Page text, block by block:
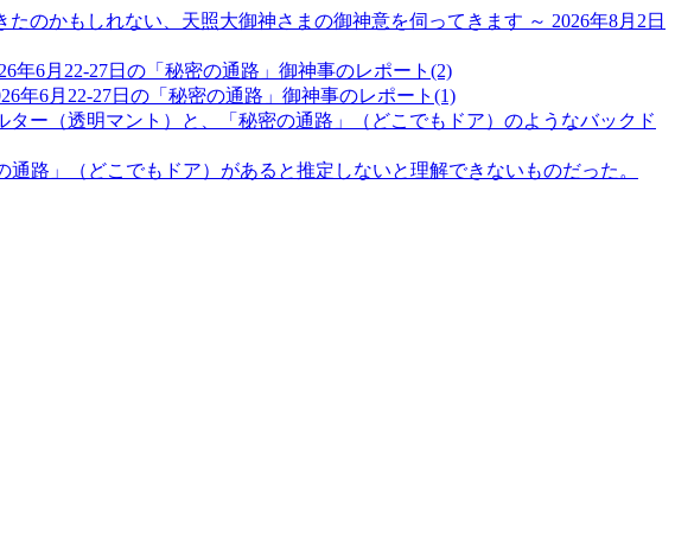
のかもしれない、天照大御神さまの御神意を伺ってきます ～ 2026年8月2日
年6月22-27日の「秘密の通路」御神事のレポート(2)
年6月22-27日の「秘密の通路」御神事のレポート(1)
ー（透明マント）と、「秘密の通路」（どこでもドア）のようなバックド
路」（どこでもドア）があると推定しないと理解できないものだった。